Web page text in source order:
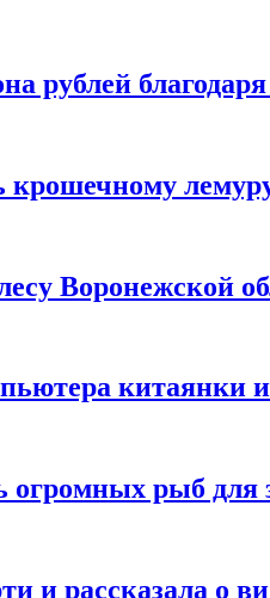
рублей
крошечному
Воронежской
китаянки
рыб для
и рассказала о